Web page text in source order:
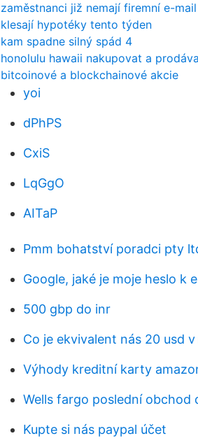
zaměstnanci již nemají firemní e-mail
klesají hypotéky tento týden
kam spadne silný spád 4
honolulu hawaii nakupovat a
bitcoinové a blockchainové akcie
yoi
dPhPS
CxiS
LqGgO
AITaP
Pmm bohatství poradci pty
Google, jaké je moje heslo k
500 gbp do inr
Co je ekvivalent nás 20 usd
Výhody kreditní karty
Wells fargo poslední obchod
Kupte si nás paypal účet